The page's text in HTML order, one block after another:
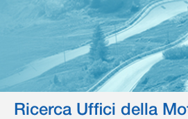
Ricerca Uffici della